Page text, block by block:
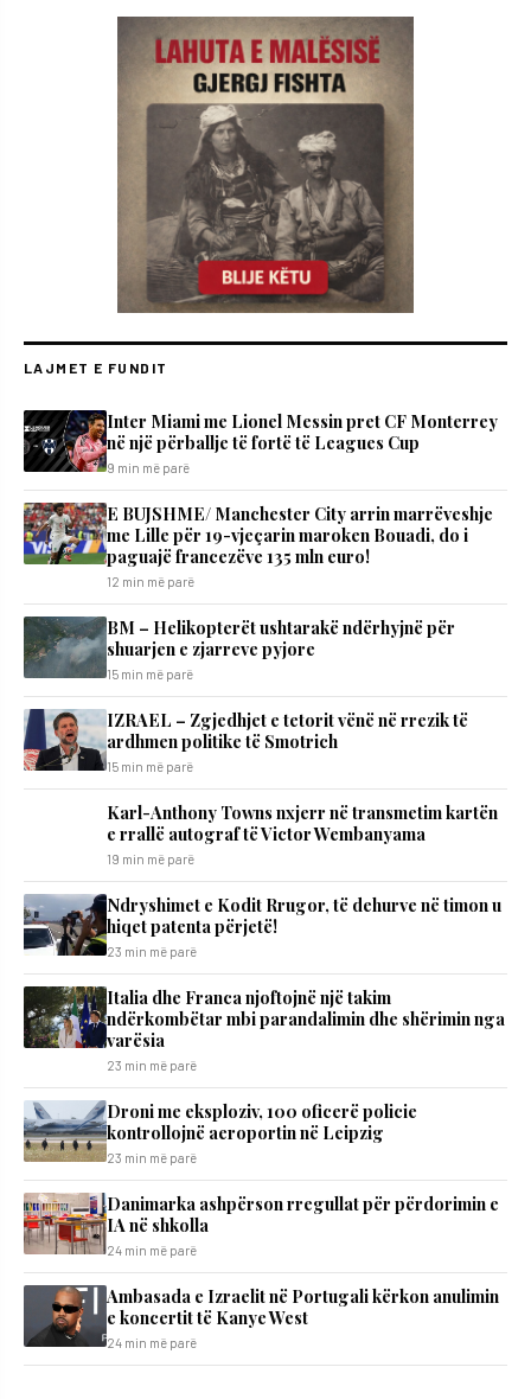
LAJMET E FUNDIT
Inter Miami me Lionel Messin pret CF Monterrey
në një përballje të fortë të Leagues Cup
9 min më parë
E BUJSHME/ Manchester City arrin marrëveshje
me Lille për 19-vjeçarin maroken Bouadi, do i
paguajë francezëve 135 mln euro!
12 min më parë
BM – Helikopterët ushtarakë ndërhyjnë për
shuarjen e zjarreve pyjore
15 min më parë
IZRAEL – Zgjedhjet e tetorit vënë në rrezik të
ardhmen politike të Smotrich
15 min më parë
Karl-Anthony Towns nxjerr në transmetim kartën
e rrallë autograf të Victor Wembanyama
19 min më parë
Ndryshimet e Kodit Rrugor, të dehurve në timon u
hiqet patenta përjetë!
23 min më parë
Italia dhe Franca njoftojnë një takim
ndërkombëtar mbi parandalimin dhe shërimin nga
varësia
23 min më parë
Droni me eksploziv, 100 oficerë policie
kontrollojnë aeroportin në Leipzig
23 min më parë
Danimarka ashpërson rregullat për përdorimin e
IA në shkolla
24 min më parë
Ambasada e Izraelit në Portugali kërkon anulimin
e koncertit të Kanye West
24 min më parë